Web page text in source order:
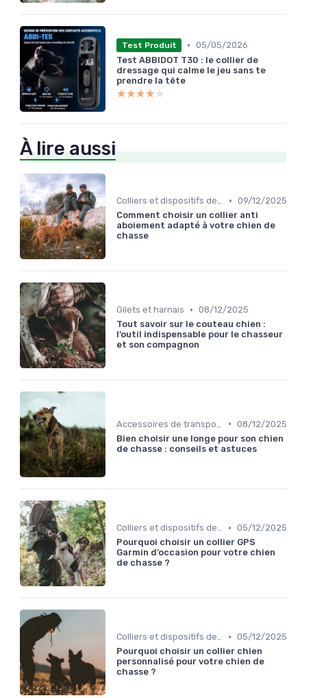
Test Produit • 05/05/2026
Test ABBIDOT T30 : le collier de
dressage qui calme le jeu sans te
prendre la tête
★★★★★
★★★★★
À lire aussi
Colliers et dispositifs de suivi • 09/12/2025
Comment choisir un collier anti
aboiement adapté à votre chien de
chasse
Gilets et harnais • 08/12/2025
Tout savoir sur le couteau chien :
l’outil indispensable pour le chasseur
et son compagnon
• 08/12/2025
Bien choisir une longe pour son chien
de chasse : conseils et astuces
Colliers et dispositifs de suivi • 05/12/2025
Pourquoi choisir un collier GPS
Garmin d’occasion pour votre chien
de chasse ?
Colliers et dispositifs de suivi • 05/12/2025
Pourquoi choisir un collier chien
personnalisé pour votre chien de
chasse ?